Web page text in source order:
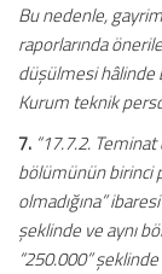
Bu nedenle,
raporlarında
düşülmesi hâlinde
Kurum teknik
7. “17.7.2. Teminat
bölümünün birinci
olmadığına”
şeklinde ve aynı
“250.000”